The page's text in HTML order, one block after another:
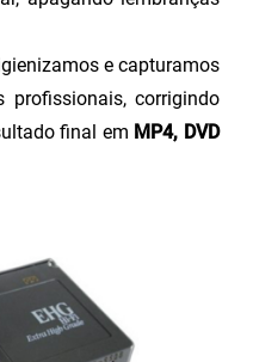
e capturamos
corrigindo
final em MP4, DVD